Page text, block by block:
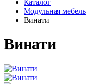
Каталог
Модульная мебель
Винати
Винати